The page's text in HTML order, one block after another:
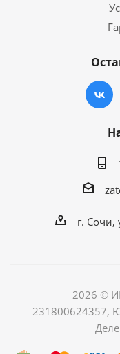
г. Сочи,
2026 ©
231800624357,